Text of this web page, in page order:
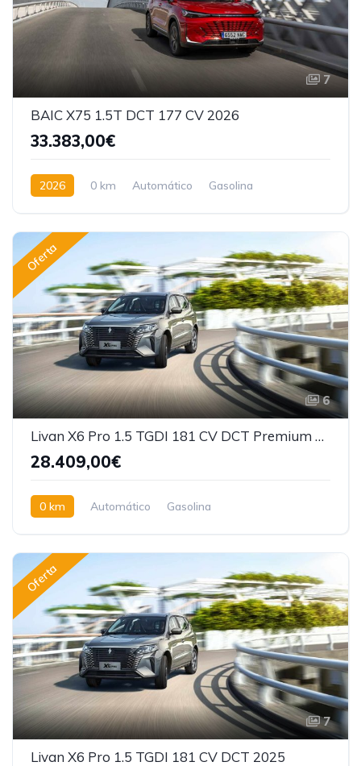
7
BAIC X75 1.5T DCT 177 CV 2026
33.383,00€
2026 0 km Automático
Gasolina
Oferta
6
Livan X6 Pro 1.5 TGDI 181 CV DCT Premium 2026
28.409,00€
0 km Automático
Gasolina
Oferta
7
Livan X6 Pro 1.5 TGDI 181 CV DCT 2025